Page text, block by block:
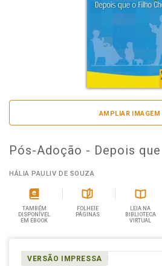
AMPLIAR IMAGEM
Pós-Adoção - Depois
HÁLIA PAULIV DE SOUZA
TAMBÉM
DISPONÍVEL
EM EBOOK
FOLHEIE
PÁGINAS
LEIA NA
BIBLIOTECA
VIRTUAL
VERSÃO IMPRESSA